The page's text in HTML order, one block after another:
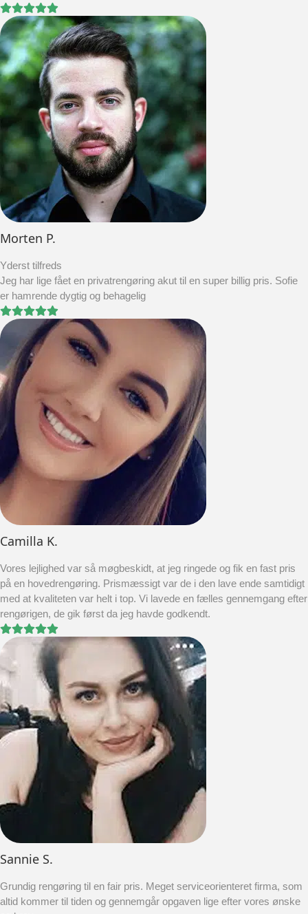
Morten P.
Yderst tilfreds
Jeg har lige fået en privatrengøring akut til en super billig pris. Sofie
er hamrende dygtig og behagelig
Camilla K.
Vores lejlighed var så møgbeskidt, at jeg ringede og fik en fast pris
på en hovedrengøring. Prismæssigt var de i den lave ende samtidigt
med at kvaliteten var helt i top. Vi lavede en fælles gennemgang efter
rengørigen, de gik først da jeg havde godkendt.
Sannie S.
Grundig rengøring til en fair pris. Meget serviceorienteret firma, som
altid kommer til tiden og gennemgår opgaven lige efter vores ønske